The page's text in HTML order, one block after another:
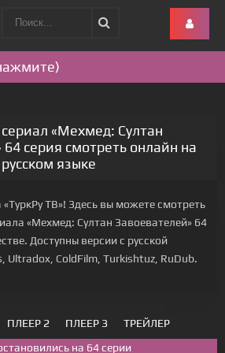
«Мехмед: Султан
серия смотреть онлайн на
русском языке
ТВ»! Здесь вы можете смотреть
«Мехмед: Султан Завоевателей» 64
Доступны версии с русской
Ultradox, ColdFilm, Turkishtuz, RuDub.
ПЛЕЕР 2 ПЛЕЕР 3
ТРЕЙЛЕР
на 64 серии